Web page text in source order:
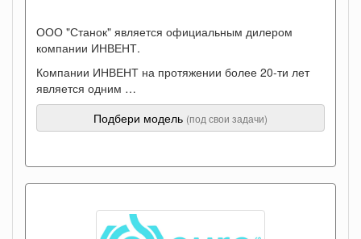
ООО "Станок" является официальным дилером
компании ИНВЕНТ.
Компании ИНВЕНТ на протяжении более 20-ти лет
является одним …
Подбери модель (под свои задачи)